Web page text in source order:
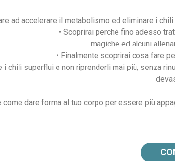
ad accelerare il metabolismo ed eliminare i chili
• Scoprirai perché fino adesso
magiche ed alcuni
• Finalmente scoprirai cosa fare
i chili superflui e non riprenderli mai più, senza
come dare forma al tuo corpo per essere più